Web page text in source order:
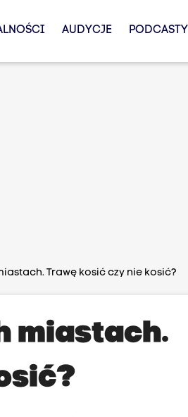
AUDYCJE PODCASTY
Trawę kosić czy nie kosić?
miastach.